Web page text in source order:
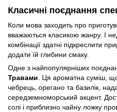
Класичні поєднання
Коли мова заходить про
вважаються класикою жанру. І
комбінації здатні підкреслити
додати їй глибини смаку.
Одне з найпопулярніших
Травами . Ця ароматна суміш,
чебрець, орегано та базилік,
середземноморський акцент.
солі і приблизно чайну ложку